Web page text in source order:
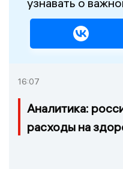
16:07
Аналитика:
расходы на